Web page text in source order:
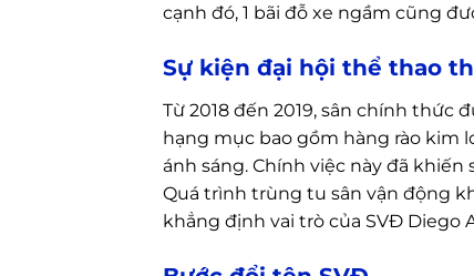
cạnh đó, 1 bãi đỗ xe ngầm cũng
Sự kiện đại hội thể thao
Từ 2018 đến 2019, sân chính thức
hạng mục bao gồm hàng rào kim
ánh sáng. Chính việc này đã
Quá trình trùng tu sân vận động
khẳng định vai trò của SVĐ Diego